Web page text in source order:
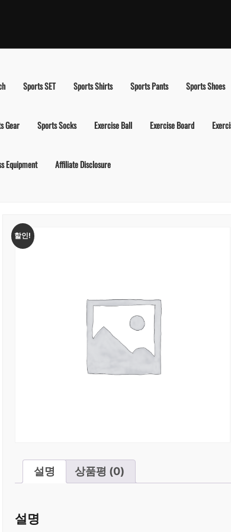
Sports SET Sports Shirts Sports Pants Sports Shoes
Gear Sports Socks Exercise Ball Exercise Board
Equipment Affiliate Disclosure
할인!
설명 상품평 (0)
설명